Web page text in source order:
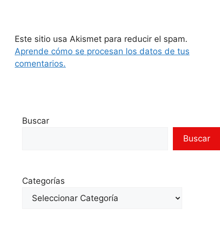
Este sitio usa Akismet para reducir el spam.
Aprende cómo se procesan los datos de tus
comentarios.
Buscar
Buscar
Categorías